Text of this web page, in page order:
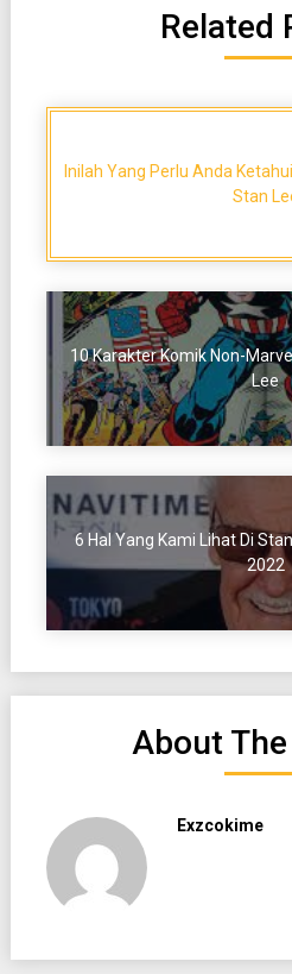
Related
Inilah Yang Perlu Anda
Stan
10 Karakter Komik Non-
Lee
6 Hal Yang Kami Lihat Di
2022
About
Exzcokime